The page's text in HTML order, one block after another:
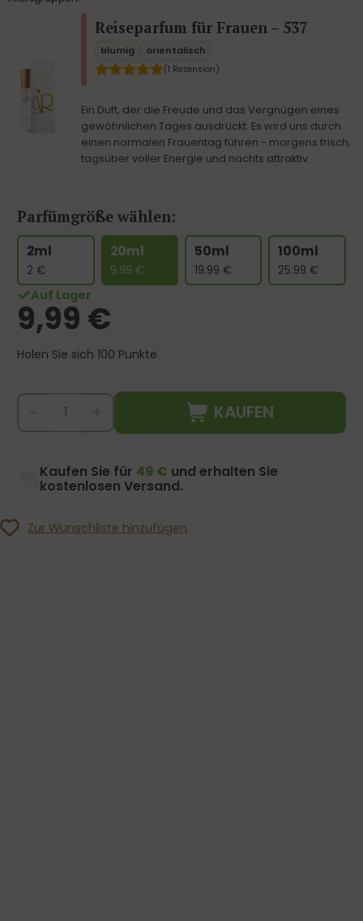
Reiseparfum für Frauen – 537
blumig orientalisch
(1 Rezension)
Ein Duft, der die Freude und das Vergnügen eines
gewöhnlichen Tages ausdrückt. Es wird uns durch
einen normalen Frauentag führen - morgens frisch,
tagsüber voller Energie und nachts attraktiv.
Parfümgröße wählen:
2ml
2 €
20ml
9.99 €
50ml
19.99 €
100ml
25.99 €
Auf Lager
9,99 €
Holen Sie sich 100 Punkte
KAUFEN
Kaufen Sie für 49 € und erhalten Sie
kostenlosen Versand.
Zur Wunschliste hinzufügen